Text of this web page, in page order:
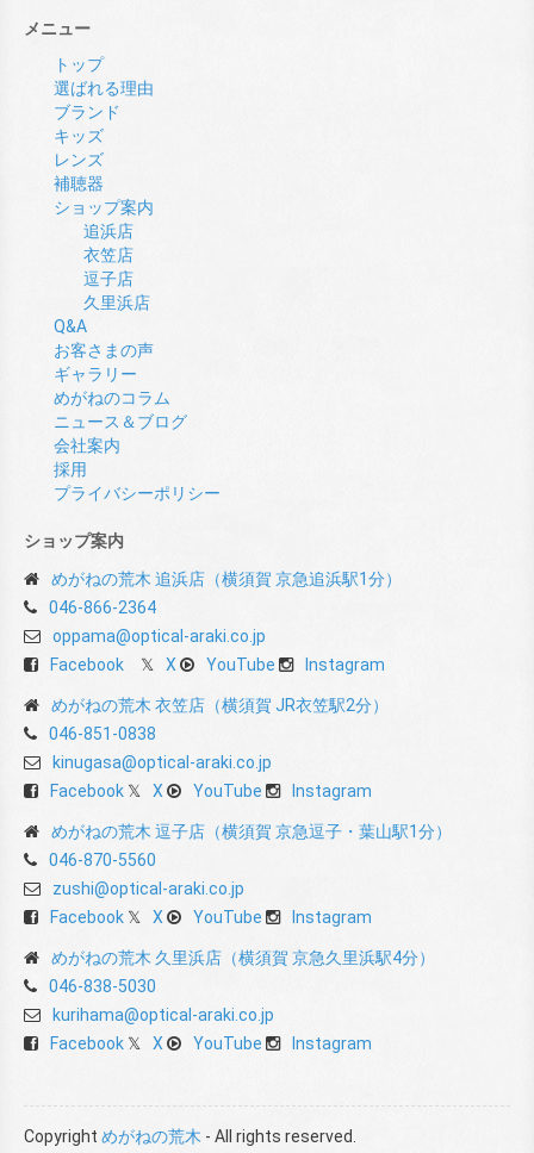
メニュー
トップ
選ばれる理由
ブランド
キッズ
レンズ
補聴器
ショップ案内
追浜店
衣笠店
逗子店
久里浜店
Q&A
お客さまの声
ギャラリー
めがねのコラム
ニュース＆ブログ
会社案内
採用
プライバシーポリシー
ショップ案内
めがねの荒木 追浜店（横須賀 京急追浜駅1分）
046-866-2364
oppama@optical-araki.co.jp
Facebook
X YouTube Instagram
めがねの荒木 衣笠店（横須賀 JR衣笠駅2分）
046-851-0838
kinugasa@optical-araki.co.jp
Facebook
X YouTube Instagram
めがねの荒木 逗子店（横須賀 京急逗子・葉山駅1分）
046-870-5560
zushi@optical-araki.co.jp
Facebook
X YouTube Instagram
めがねの荒木 久里浜店（横須賀 京急久里浜駅4分）
046-838-5030
kurihama@optical-araki.co.jp
Facebook
X YouTube Instagram
Copyright めがねの荒木 - All rights reserved.